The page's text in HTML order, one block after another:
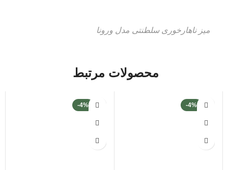
میز ناهارخوری سلطنتی مدل ورونا
محصولات مرتبط
-4%
-4%